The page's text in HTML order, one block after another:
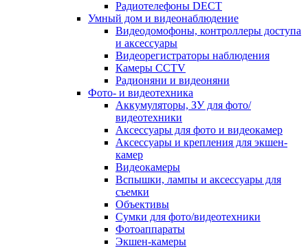
Радиотелефоны DECT
Умный дом и видеонаблюдение
Видеодомофоны, контроллеры доступа
и аксессуары
Видеорегистраторы наблюдения
Камеры CCTV
Радионяни и видеоняни
Фото- и видеотехника
Аккумуляторы, ЗУ для фото/
видеотехники
Аксессуары для фото и видеокамер
Аксессуары и крепления для экшен-
камер
Видеокамеры
Вспышки, лампы и аксессуары для
съемки
Объективы
Сумки для фото/видеотехники
Фотоаппараты
Экшен-камеры